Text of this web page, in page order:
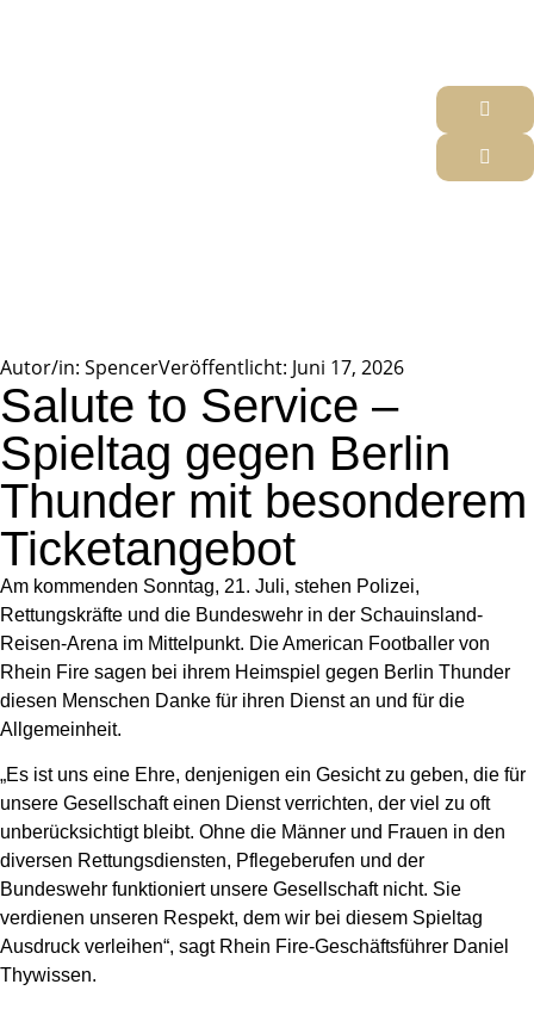
Autor/in: SpencerVeröffentlicht: Juni 17, 2026
Salute to Service –
Spieltag gegen Berlin
Thunder mit besonderem
Ticketangebot
Am kommenden Sonntag, 21. Juli, stehen Polizei,
Rettungskräfte und die Bundeswehr in der Schauinsland-
Reisen-Arena im Mittelpunkt. Die American Footballer von
Rhein Fire sagen bei ihrem Heimspiel gegen Berlin Thunder
diesen Menschen Danke für ihren Dienst an und für die
Allgemeinheit.
„Es ist uns eine Ehre, denjenigen ein Gesicht zu geben, die für
unsere Gesellschaft einen Dienst verrichten, der viel zu oft
unberücksichtigt bleibt. Ohne die Männer und Frauen in den
diversen Rettungsdiensten, Pflegeberufen und der
Bundeswehr funktioniert unsere Gesellschaft nicht. Sie
verdienen unseren Respekt, dem wir bei diesem Spieltag
Ausdruck verleihen“, sagt Rhein Fire-Geschäftsführer Daniel
Thywissen.